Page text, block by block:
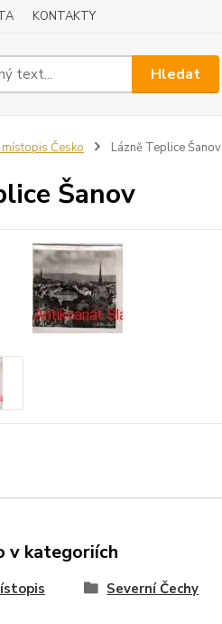
KONTAKTY
Hledat
Česko Lázně Teplice Šanov
Šanov
v kategoriích
Severní Čechy